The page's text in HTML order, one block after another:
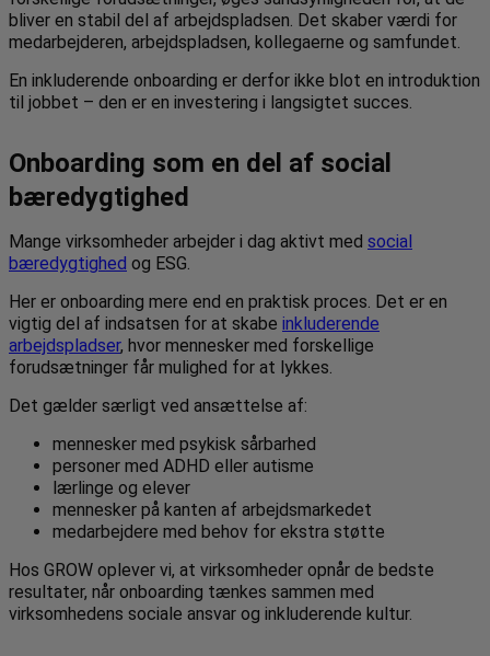
bliver en stabil del af arbejdspladsen. Det skaber værdi for
medarbejderen, arbejdspladsen, kollegaerne og samfundet.
En inkluderende onboarding er derfor ikke blot en introduktion
til jobbet – den er en investering i langsigtet succes.
Onboarding som en del af social
bæredygtighed
Mange virksomheder arbejder i dag aktivt med social
bæredygtighed og ESG.
Her er onboarding mere end en praktisk proces. Det er en
vigtig del af indsatsen for at skabe inkluderende
arbejdspladser, hvor mennesker med forskellige
forudsætninger får mulighed for at lykkes.
Det gælder særligt ved ansættelse af:
mennesker med psykisk sårbarhed
personer med ADHD eller autisme
lærlinge og elever
mennesker på kanten af arbejdsmarkedet
medarbejdere med behov for ekstra støtte
Hos GROW oplever vi, at virksomheder opnår de bedste
resultater, når onboarding tænkes sammen med
virksomhedens sociale ansvar og inkluderende kultur.